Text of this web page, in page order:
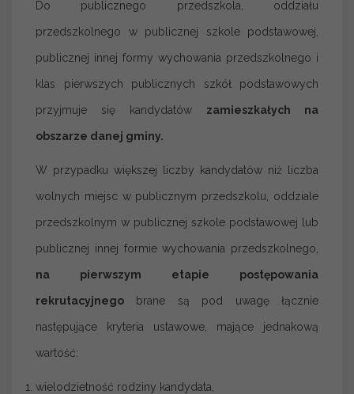
Do publicznego przedszkola, oddziału
przedszkolnego w publicznej szkole podstawowej,
publicznej innej formy wychowania przedszkolnego i
klas pierwszych publicznych szkół podstawowych
przyjmuje się kandydatów zamieszkałych na
obszarze danej gminy.
W przypadku większej liczby kandydatów niż liczba
wolnych miejsc w publicznym przedszkolu, oddziale
przedszkolnym w publicznej szkole podstawowej lub
publicznej innej formie wychowania przedszkolnego,
na pierwszym etapie postępowania
rekrutacyjnego brane są pod uwagę łącznie
następujące kryteria ustawowe, mające jednakową
wartość:
wielodzietność rodziny kandydata,